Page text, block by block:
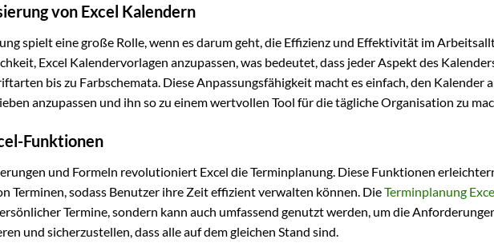
von Excel Kalendern
spielt eine große Rolle, wenn es darum geht, die Effizienz und Effektivität im
Excel Kalendervorlagen anzupassen, was bedeutet, dass jeder Aspekt des
bis zu Farbschemata. Diese Anpassungsfähigkeit macht es einfach, den Kalender
anzupassen und ihn so zu einem wertvollen Tool für die tägliche Organisation zu
Funktionen
und Formeln revolutioniert Excel die Terminplanung. Diese Funktionen
Terminen, sodass Benutzer ihre Zeit effizient verwalten können. DieTerminplanung
Termine, sondern kann auch umfassend genutzt werden, um die
und sicherzustellen, dass alle auf dem gleichen Stand sind.